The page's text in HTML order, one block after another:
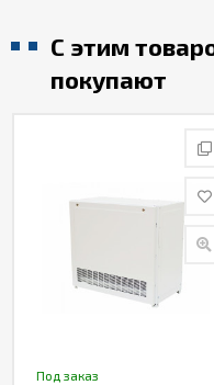
С этим
покупают
Под заказ